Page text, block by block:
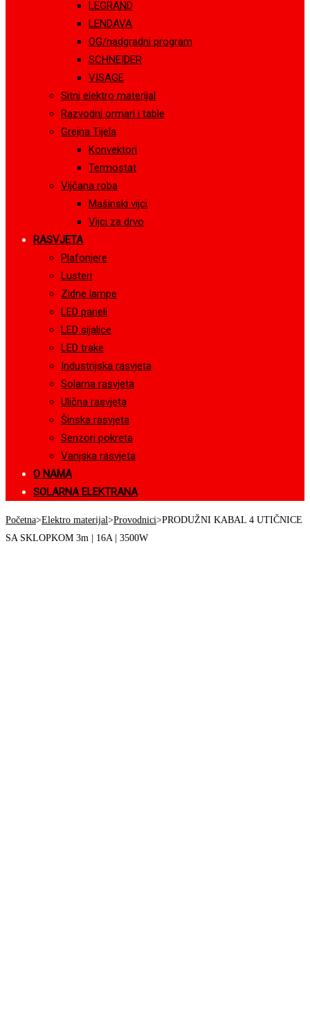
LEGRAND
LENDAVA
OG/nadgradni program
SCHNEIDER
VISAGE
Sitni elektro materijal
Razvodni ormari i table
Grejna Tijela
Konvektori
Termostat
Vijčana roba
Mašinski vijci
Vijci za drvo
RASVJETA
Plafonjere
Lusteri
Zidne lampe
LED paneli
LED sijalice
LED trake
Industrijska rasvjeta
Solarna rasvjeta
Ulična rasvjeta
Šinska rasvjeta
Senzori pokreta
Vanjska rasvjeta
O NAMA
SOLARNA ELEKTRANA
Početna>Elektro materijal>Provodnici>PRODUŽNI KABAL 4 UTIČNICE
SA SKLOPKOM 3m | 16A | 3500W